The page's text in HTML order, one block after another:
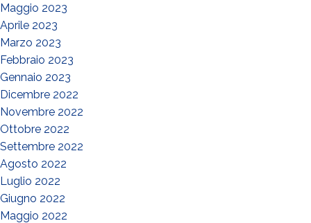
Maggio 2023
Aprile 2023
Marzo 2023
Febbraio 2023
Gennaio 2023
Dicembre 2022
Novembre 2022
Ottobre 2022
Settembre 2022
Agosto 2022
Luglio 2022
Giugno 2022
Maggio 2022